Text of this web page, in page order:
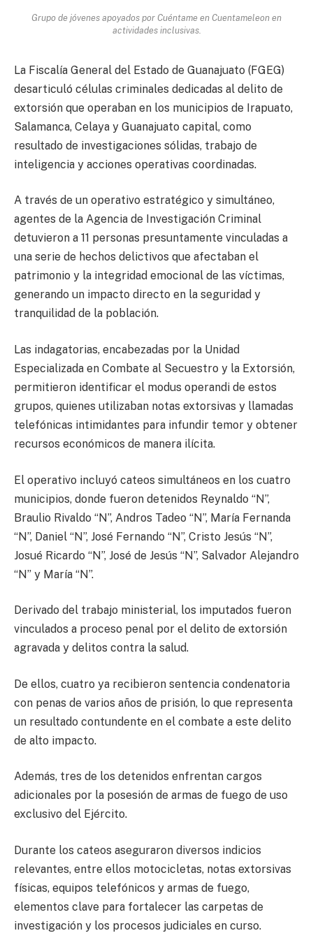
Grupo de jóvenes apoyados por Cuéntame en Cuentameleon en
actividades inclusivas.
La Fiscalía General del Estado de Guanajuato (FGEG)
desarticuló células criminales dedicadas al delito de
extorsión que operaban en los municipios de Irapuato,
Salamanca, Celaya y Guanajuato capital, como
resultado de investigaciones sólidas, trabajo de
inteligencia y acciones operativas coordinadas.
A través de un operativo estratégico y simultáneo,
agentes de la Agencia de Investigación Criminal
detuvieron a 11 personas presuntamente vinculadas a
una serie de hechos delictivos que afectaban el
patrimonio y la integridad emocional de las víctimas,
generando un impacto directo en la seguridad y
tranquilidad de la población.
Las indagatorias, encabezadas por la Unidad
Especializada en Combate al Secuestro y la Extorsión,
permitieron identificar el modus operandi de estos
grupos, quienes utilizaban notas extorsivas y llamadas
telefónicas intimidantes para infundir temor y obtener
recursos económicos de manera ilícita.
El operativo incluyó cateos simultáneos en los cuatro
municipios, donde fueron detenidos Reynaldo “N”,
Braulio Rivaldo “N”, Andros Tadeo “N”, María Fernanda
“N”, Daniel “N”, José Fernando “N”, Cristo Jesús “N”,
Josué Ricardo “N”, José de Jesús “N”, Salvador Alejandro
“N” y María “N”.
Derivado del trabajo ministerial, los imputados fueron
vinculados a proceso penal por el delito de extorsión
agravada y delitos contra la salud.
De ellos, cuatro ya recibieron sentencia condenatoria
con penas de varios años de prisión, lo que representa
un resultado contundente en el combate a este delito
de alto impacto.
Además, tres de los detenidos enfrentan cargos
adicionales por la posesión de armas de fuego de uso
exclusivo del Ejército.
Durante los cateos aseguraron diversos indicios
relevantes, entre ellos motocicletas, notas extorsivas
físicas, equipos telefónicos y armas de fuego,
elementos clave para fortalecer las carpetas de
investigación y los procesos judiciales en curso.